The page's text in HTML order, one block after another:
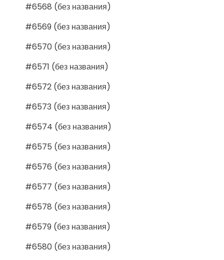
#6568 (без названия)
#6569 (без названия)
#6570 (без названия)
#6571 (без названия)
#6572 (без названия)
#6573 (без названия)
#6574 (без названия)
#6575 (без названия)
#6576 (без названия)
#6577 (без названия)
#6578 (без названия)
#6579 (без названия)
#6580 (без названия)